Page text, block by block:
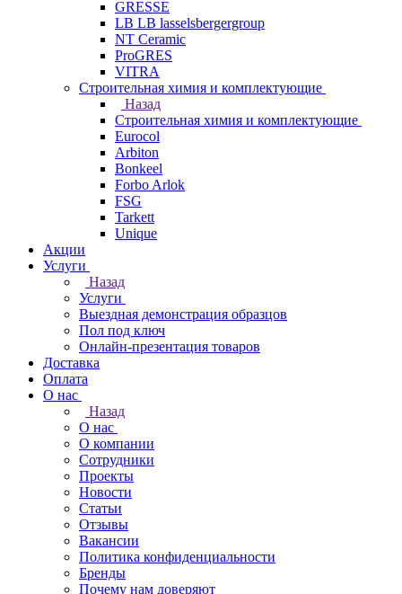
GRESSE
LB LB lasselsbergergroup
NT Ceramic
ProGRES
VITRA
Строительная химия и комплектующие
Назад
Строительная химия и комплектующие
Eurocol
Arbiton
Bonkeel
Forbo Arlok
FSG
Tarkett
Unique
Акции
Услуги
Назад
Услуги
Выездная демонстрация образцов
Пол под ключ
Онлайн-презентация товаров
Доставка
Оплата
О нас
Назад
О нас
О компании
Сотрудники
Проекты
Новости
Статьи
Отзывы
Вакансии
Политика конфиденциальности
Бренды
Почему нам доверяют